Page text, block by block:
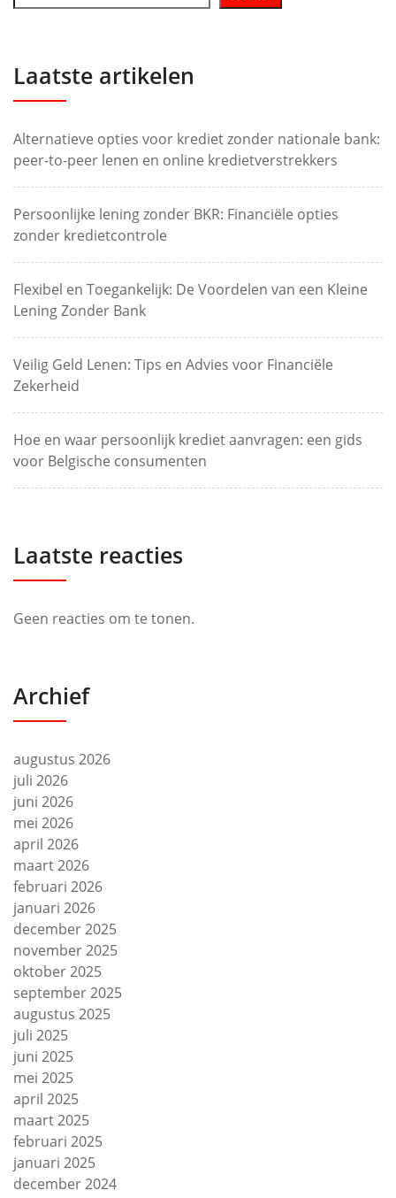
Laatste artikelen
Alternatieve opties voor krediet zonder nationale bank:
peer-to-peer lenen en online kredietverstrekkers
Persoonlijke lening zonder BKR: Financiële opties
zonder kredietcontrole
Flexibel en Toegankelijk: De Voordelen van een Kleine
Lening Zonder Bank
Veilig Geld Lenen: Tips en Advies voor Financiële
Zekerheid
Hoe en waar persoonlijk krediet aanvragen: een gids
voor Belgische consumenten
Laatste reacties
Geen reacties om te tonen.
Archief
augustus 2026
juli 2026
juni 2026
mei 2026
april 2026
maart 2026
februari 2026
januari 2026
december 2025
november 2025
oktober 2025
september 2025
augustus 2025
juli 2025
juni 2025
mei 2025
april 2025
maart 2025
februari 2025
januari 2025
december 2024